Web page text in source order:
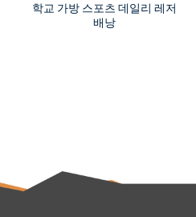
학교 가방 스포츠 데일리 레저
배낭